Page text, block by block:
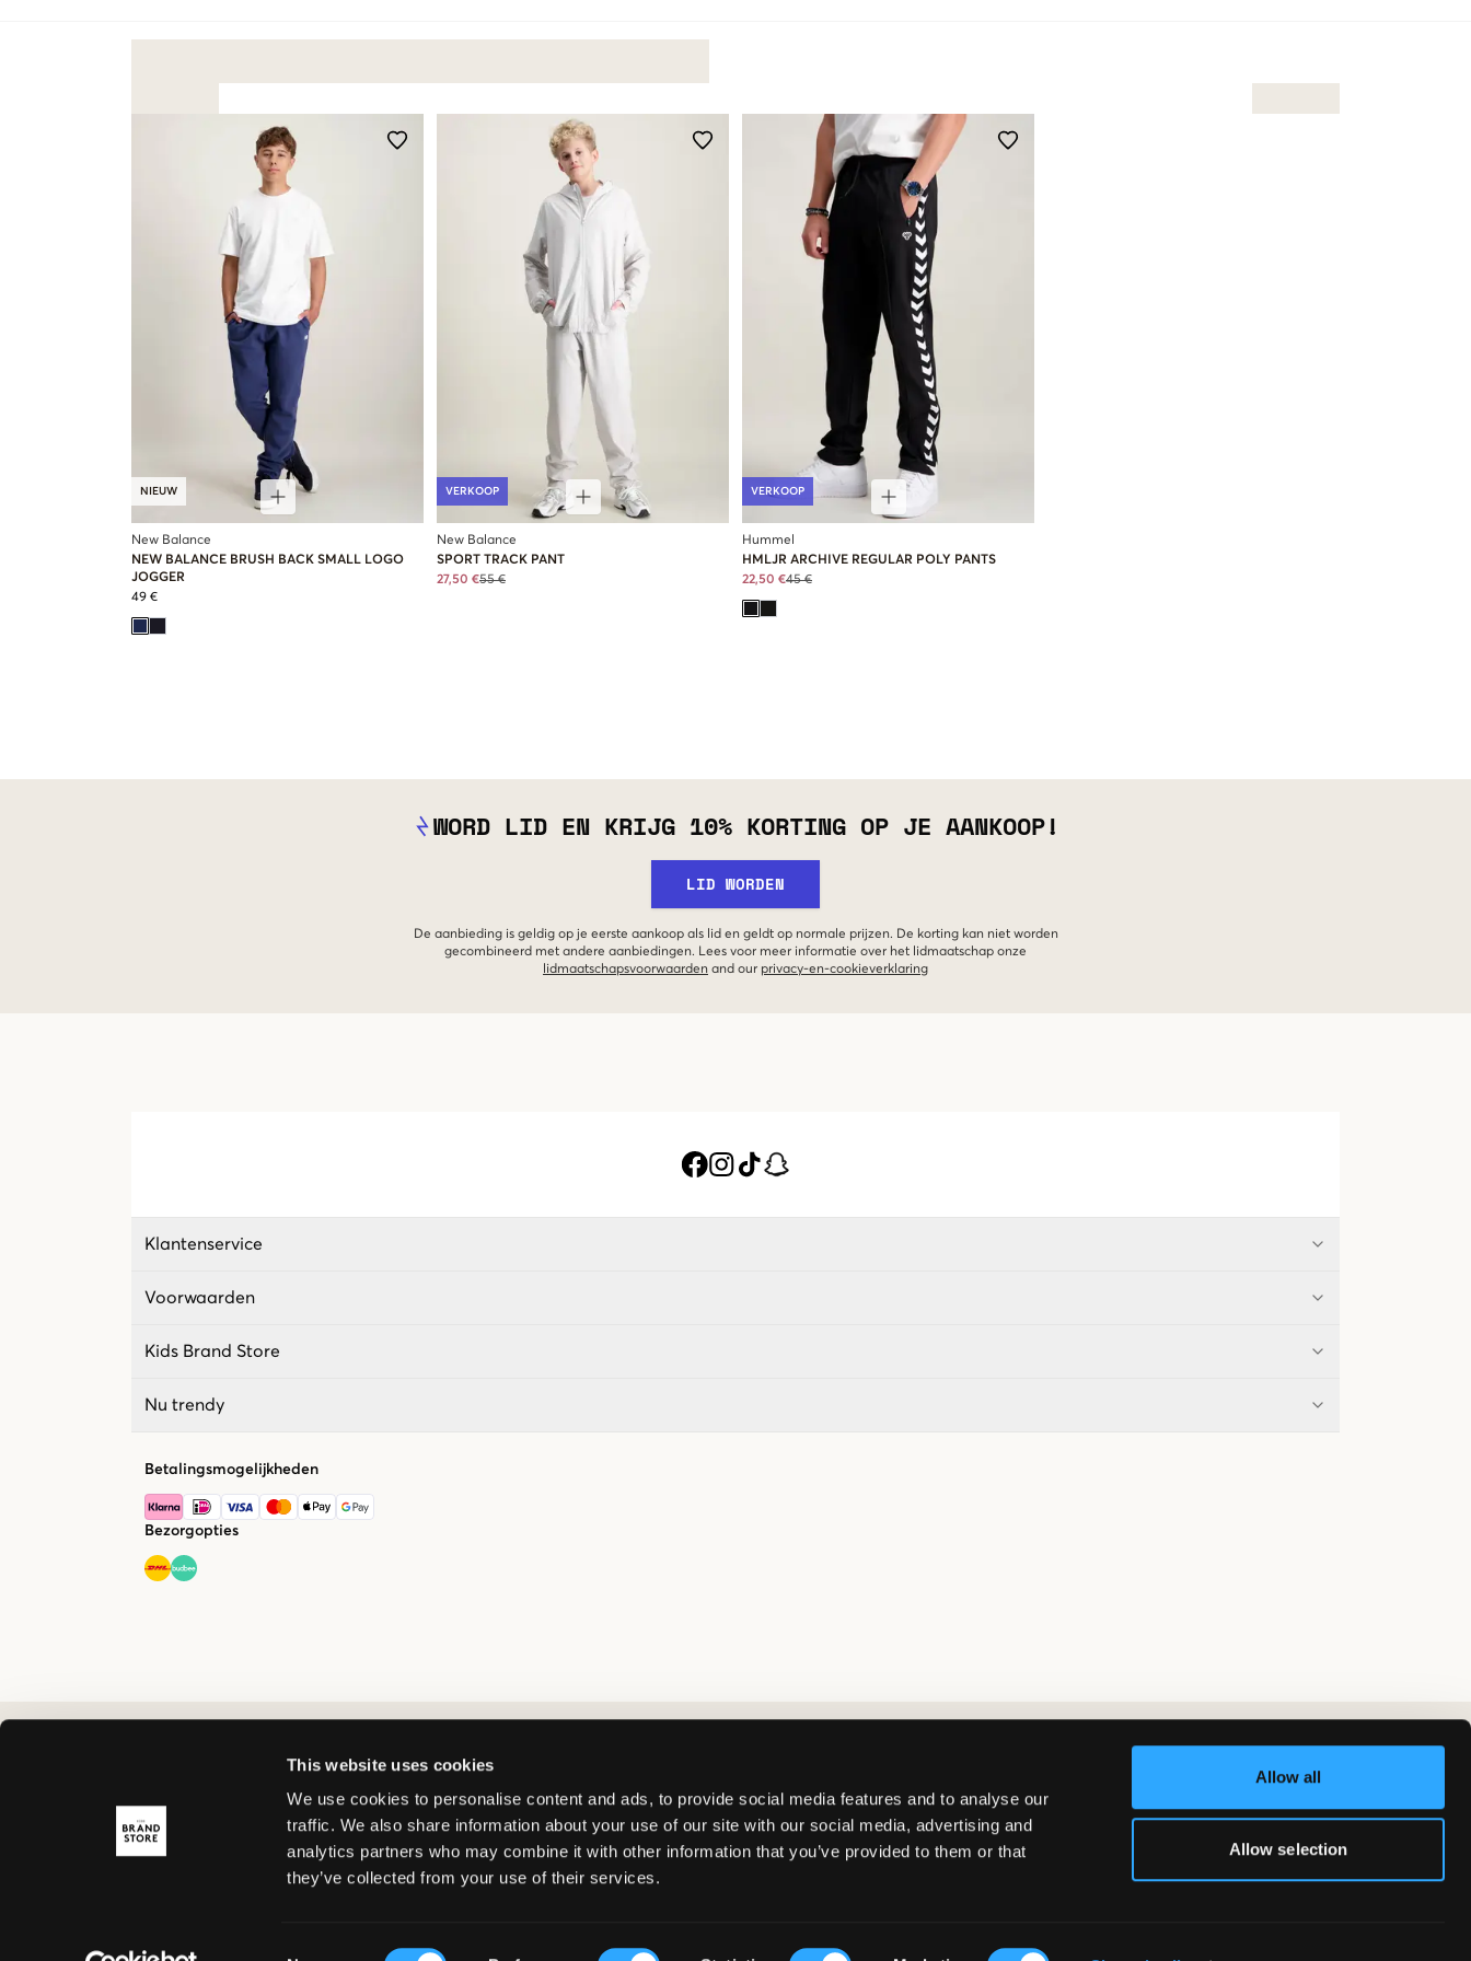
This website uses cookies
We use cookies to personalise content and ads, to provide social media features and to analyse our
traffic. We also share information about your use of our site with our social media, advertising and
analytics partners who may combine it with other information that you’ve provided to them or that
they’ve collected from your use of their services.
Allow all
Allow selection
NIEUW
New Balance
NEW BALANCE BRUSH BACK SMALL LOGO
JOGGER
49 €
VERKOOP
New Balance
SPORT TRACK PANT
27,50 €55 €
VERKOOP
Hummel
HMLJR ARCHIVE REGULAR POLY PANTS
22,50 €45 €
WORD LID EN KRIJG 10% KORTING OP JE AANKOOP!
LID WORDEN
De aanbieding is geldig op je eerste aankoop als lid en geldt op normale prijzen. De korting kan niet worden
gecombineerd met andere aanbiedingen. Lees voor meer informatie over het lidmaatschap onze
lidmaatschapsvoorwaarden and our privacy-en-cookieverklaring
Klantenservice
Voorwaarden
Kids Brand Store
Nu trendy
Betalingsmogelijkheden
Bezorgopties